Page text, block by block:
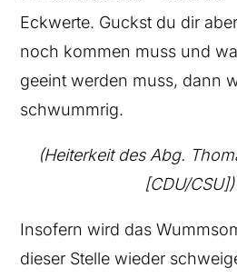
Eckwerte. Guckst du dir
noch kommen muss und
geeint werden muss, dann
schwummrig.
(Heiterkeit des Abg.
[CDU/CSU])
Insofern wird das
dieser Stelle wieder